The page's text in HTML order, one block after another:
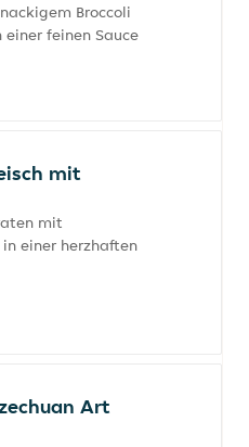
Broccoli
feinen Sauce
mit
mit
einer herzhaften
Art